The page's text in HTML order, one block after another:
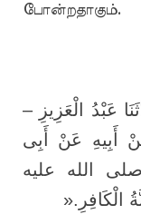
போன்றதாகும்.
عَبْدُ الْعَزِيزِ –
أَبِيهِ عَنْ أَبِى
الله عليه
».